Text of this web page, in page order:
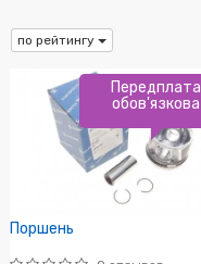
по рейтингу
Поршень
Передплата
обов'язкова